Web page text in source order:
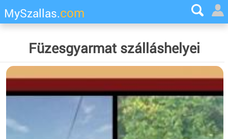
MySzallas.com
Füzesgyarmat szálláshelyei